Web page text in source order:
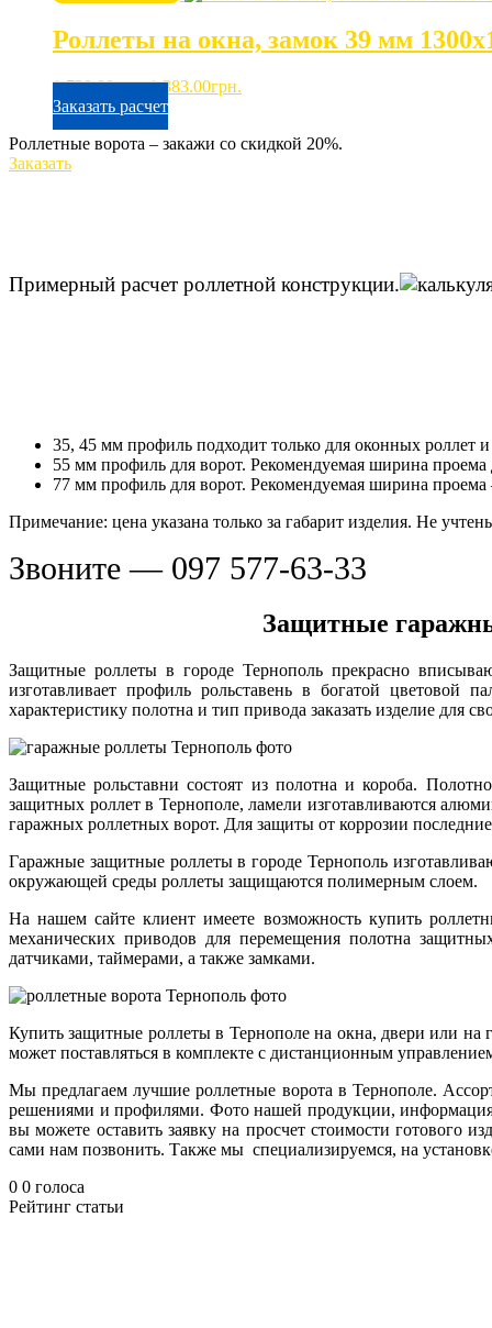
Роллеты на окна, замок 39 мм
1,729.00грн.Первоначальная
цена
1,729.00грн..
1,383.00грн.
Заказать расчет
Роллетные ворота – закажи со скидкой 20%.
Заказать
Примерный расчет роллетной конструкции.
35, 45 мм профиль подходит только для оконных роллет
55 мм профиль для ворот. Рекомендуемая ширина
77 мм профиль для ворот. Рекомендуемая ширина
Примечание: цена указана только за габарит изделия. Не
Звоните — 097 577-63-33
Защитные
Защитные роллеты в городе Тернополь прекрасно
изготавливает профиль рольставень в богатой
характеристику полотна и тип привода заказать изделие для
Защитные рольставни состоят из полотна и короба.
защитных роллет в Тернополе, ламели изготавливаются
гаражных роллетных ворот. Для защиты от коррозии
Гаражные защитные роллеты в городе Тернополь
окружающей среды роллеты защищаются полимерным слоем.
На нашем сайте клиент имеете возможность купить
механических приводов для перемещения полотна
датчиками, таймерами, а также замками.
Купить защитные роллеты в Тернополе на окна, двери или
может поставляться в комплекте с дистанционным
Мы предлагаем лучшие роллетные ворота в Тернополе.
решениями и профилями. Фото нашей продукции, информация
вы можете оставить заявку на просчет стоимости готового
сами нам позвонить. Также мы специализируемся, на
0 0 голоса
Рейтинг статьи